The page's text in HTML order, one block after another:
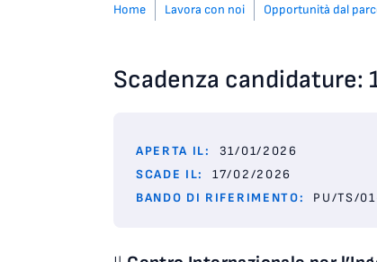
Home Lavora con noi Opportunità dal
Scadenza candidature:
APERTA IL:
31/01/2026
SCADE IL:
17/02/2026
BANDO DI RIFERIMENTO:
PU/TS/